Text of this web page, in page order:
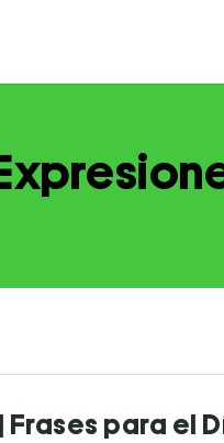
Frases para el